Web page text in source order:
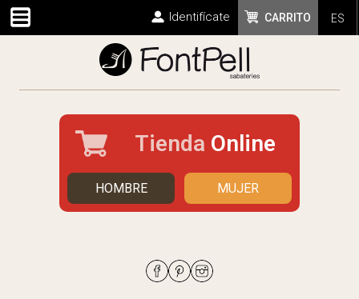
ES
CARRITO
Identifícate
Tienda Online
HOMBRE MUJER